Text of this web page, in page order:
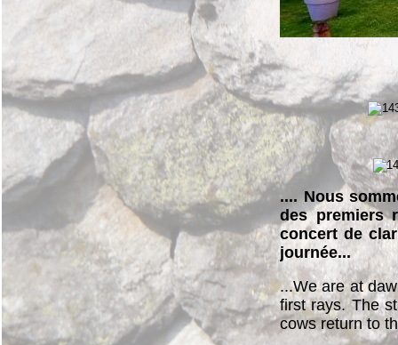
.... Nous
des premiers
concert de
journée...
...We are at
first rays. The
cows return to